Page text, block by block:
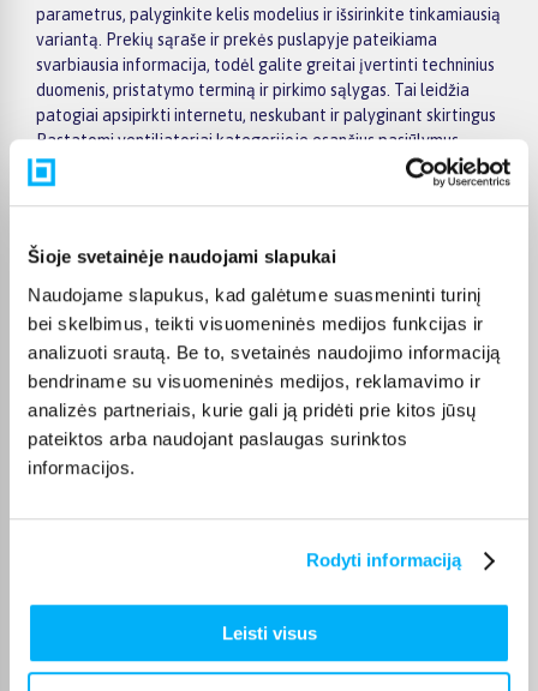
Šioje svetainėje naudojami slapukai
Naudojame slapukus, kad galėtume suasmeninti turinį
bei skelbimus, teikti visuomeninės medijos funkcijas ir
analizuoti srautą. Be to, svetainės naudojimo informaciją
bendriname su visuomeninės medijos, reklamavimo ir
analizės partneriais, kurie gali ją pridėti prie kitos jūsų
pateiktos arba naudojant paslaugas surinktos
informacijos.
Rodyti informaciją
Leisti visus
parametrus, palyginkite kelis modelius ir išsirinkite tinkamiausią
variantą. Prekių sąraše ir prekės puslapyje pateikiama
svarbiausia informacija, todėl galite greitai įvertinti techninius
duomenis, pristatymo terminą ir pirkimo sąlygas. Tai leidžia
patogiai apsipirkti internetu, neskubant ir palyginant skirtingus
Pastatomi ventiliatoriai kategorijoje esančius pasiūlymus.
Visoms prekėms nuo 150 Eur taikomas nemokamas 24 mėnesių
lizingas, todėl norimas prekes galima įsigyti išsimokėtinai.
o užsakymams nuo 499 € pristatymas į paštomatą nemokamas;
paprastai pristatomos per 1–2 darbo dienas, o tikslus
kiekvienos prekės pristatymo terminas nurodytas jos
puslapyje.
Tinkamą prekę iš Pastatomi ventiliatoriai kategorijos
pristatysime per nurodytą terminą, o jei pageidausite
užsakymą atsiimti patys, atitinkamai pažymėtas prekes
galėsite atsiimti mūsų biure Kaune.
Pirkėjų atsiliepimai apie prekes